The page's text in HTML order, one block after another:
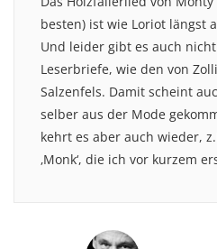
besten) ist wie Loriot längst
Und leider gibt es auch
Leserbriefe, wie den von
Salzenfels. Damit scheint
selber aus der Mode
kehrt es aber auch wieder,
‚Monk‘, die ich vor kurzem